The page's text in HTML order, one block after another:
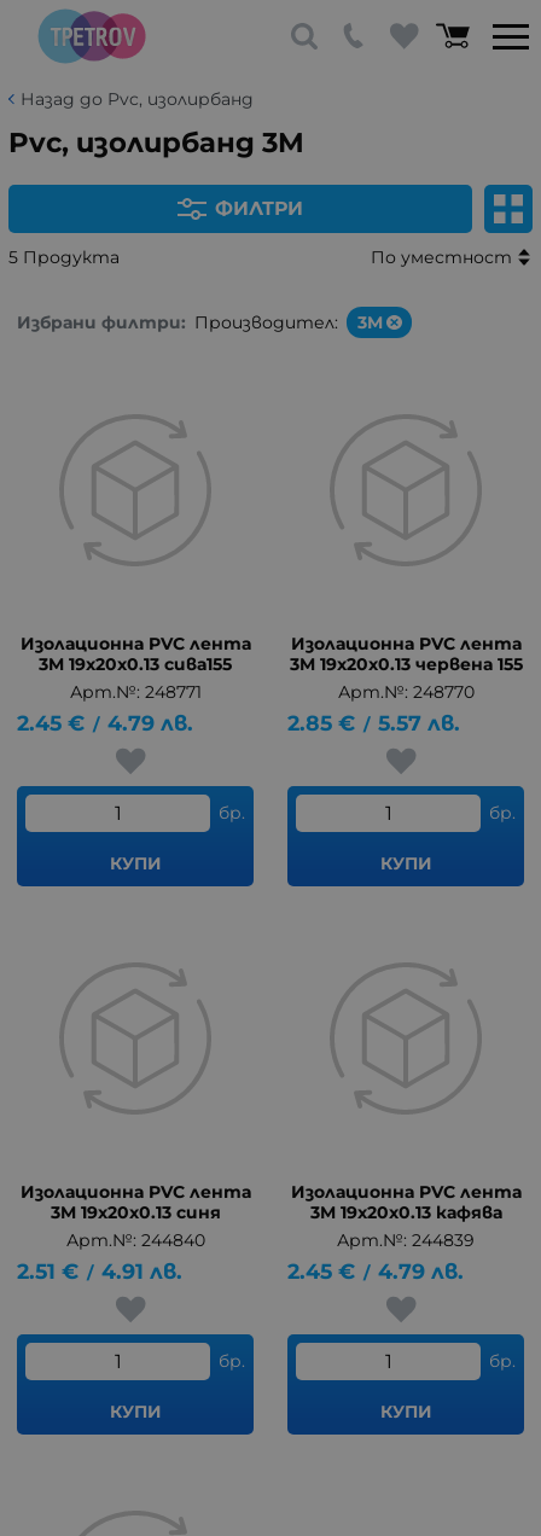
Назад до Pvc, изолирбанд
Pvc, изолирбанд 3M
ФИЛТРИ
5 Продукта По уместност
Избрани филтри: Производител: 3M
Изолационна PVC лента
3M 19x20x0.13 сива155
Арт.№: 248771
2.45 € / 4.79 лв.
бр.
КУПИ
Изолационна PVC лента
3M 19x20x0.13 червена 155
Арт.№: 248770
2.85 € / 5.57 лв.
бр.
КУПИ
Изолационна PVC лента
3M 19x20x0.13 синя
Арт.№: 244840
2.51 € / 4.91 лв.
бр.
КУПИ
Изолационна PVC лента
3M 19x20x0.13 кафява
Арт.№: 244839
2.45 € / 4.79 лв.
бр.
КУПИ